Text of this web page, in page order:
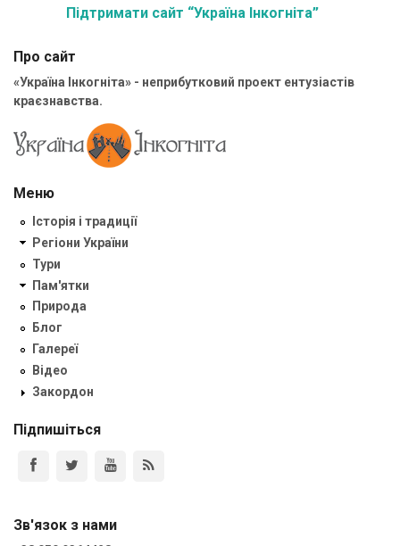
Підтримати сайт “Україна Інкогніта”
Про сайт
«Україна Інкогніта» - неприбутковий проект ентузіастів
краєзнавства.
Меню
Історія і традиції
Регіони України
Тури
Пам'ятки
Природа
Блог
Галереї
Відео
Закордон
Підпишіться
Зв'язок з нами